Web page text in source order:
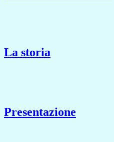
La storia
Presentazione